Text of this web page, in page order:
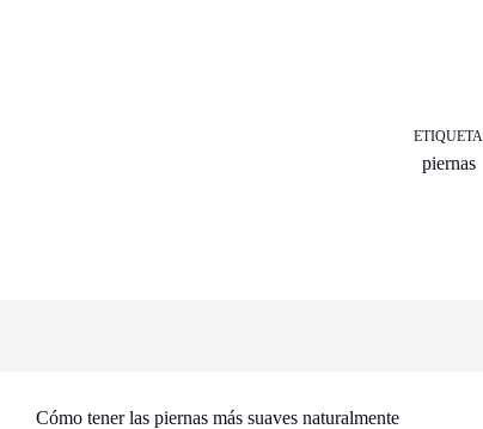
ETIQUETA
piernas
Cómo tener las piernas más suaves naturalmente